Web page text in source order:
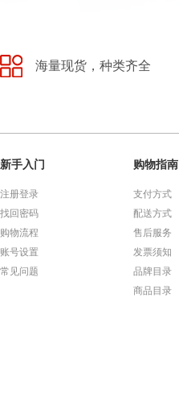
海量现货，种类齐全
新手入门
注册登录
找回密码
购物流程
账号设置
常见问题
购物指南
支付方式
配送方式
售后服务
发票须知
品牌目录
商品目录